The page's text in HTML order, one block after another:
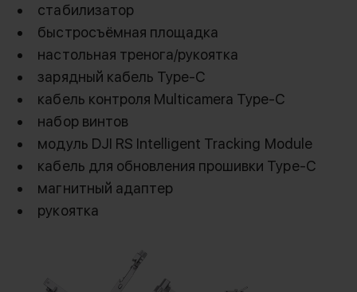
Усовершенствованная
стабилизация и управление
моторами
стабилизации 4-го поколения, который
обеспечивает оптимальный баланс между
стабилизатор
быстросъёмная площадка
настольная тренога/рукоятка
зарядный кабель Type-C
кабель контроля Multicamera Type-C
набор винтов
модуль DJI RS Intelligent Tracking Module
кабель для обновления прошивки Type-C
магнитный адаптер
рукоятка